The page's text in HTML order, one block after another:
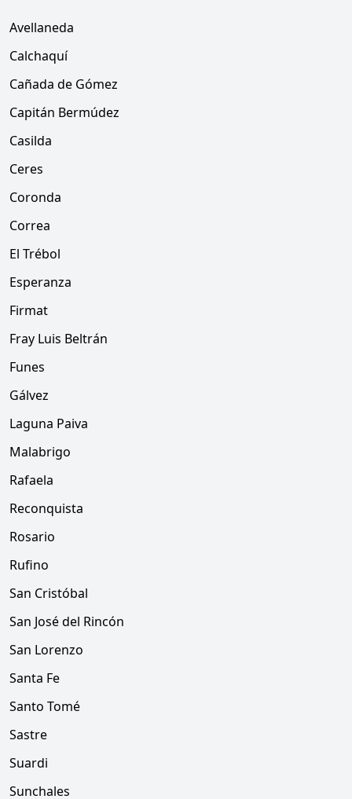
Avellaneda
Calchaquí
Cañada de Gómez
Capitán Bermúdez
Casilda
Ceres
Coronda
Correa
El Trébol
Esperanza
Firmat
Fray Luis Beltrán
Funes
Gálvez
Laguna Paiva
Malabrigo
Rafaela
Reconquista
Rosario
Rufino
San Cristóbal
San José del Rincón
San Lorenzo
Santa Fe
Santo Tomé
Sastre
Suardi
Sunchales